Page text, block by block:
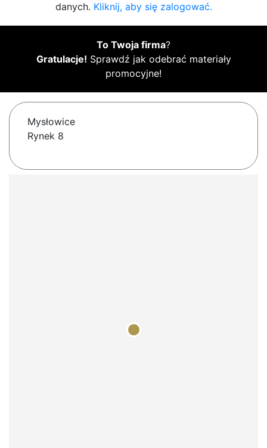
danych. Kliknij, aby się zalogować.
To Twoja firma?
Gratulacje! Sprawdź jak odebrać materiały
promocyjne!
Mysłowice
Rynek 8